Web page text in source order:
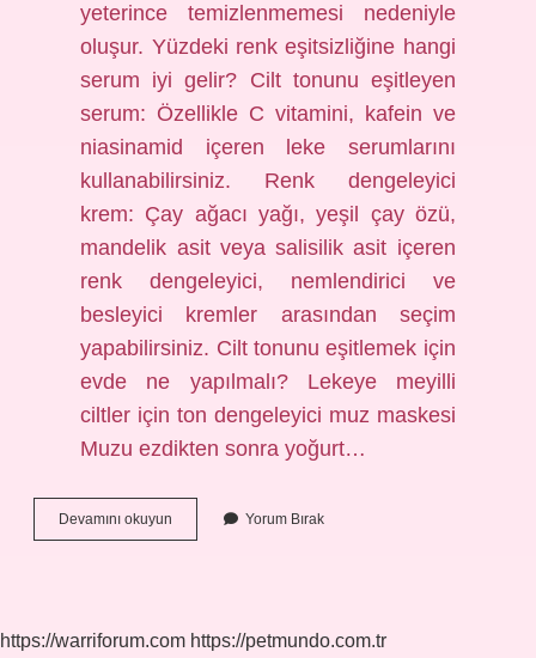
yeterince temizlenmemesi nedeniyle
oluşur. Yüzdeki renk eşitsizliğine hangi
serum iyi gelir? Cilt tonunu eşitleyen
serum: Özellikle C vitamini, kafein ve
niasinamid içeren leke serumlarını
kullanabilirsiniz. Renk dengeleyici
krem: Çay ağacı yağı, yeşil çay özü,
mandelik asit veya salisilik asit içeren
renk dengeleyici, nemlendirici ve
besleyici kremler arasından seçim
yapabilirsiniz. Cilt tonunu eşitlemek için
evde ne yapılmalı? Lekeye meyilli
ciltler için ton dengeleyici muz maskesi
Muzu ezdikten sonra yoğurt…
Devamını okuyun
Ton
Yorum Bırak
https://warriforum.com https://petmundo.com.tr